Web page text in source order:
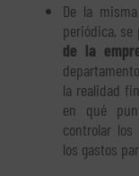
De la
periódica, se
de la
la realidad
en qué
controlar
los gastos